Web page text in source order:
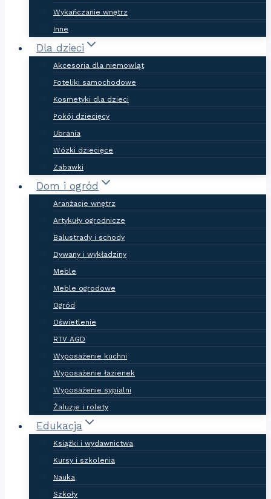
Wykańczanie wnętrz
Inne
Dla dzieci
Akcesoria dla niemowląt
Foteliki samochodowe
Kosmetyki dla dzieci
Pokój dziecięcy
Ubrania
Wózki dziecięce
Zabawki
Dom i ogród
Aranżacje wnętrz
Artykuły ogrodnicze
Balustrady i schody
Dywany i wykładziny
Meble
Meble ogrodowe
Ogród
Oświetlenie
RTV AGD
Wyposażenie kuchni
Wyposażenie łazienek
Wyposażenie sypialni
Żaluzje i rolety
Edukacja
Książki i wydawnictwa
Kursy i szkolenia
Nauka
Szkoły